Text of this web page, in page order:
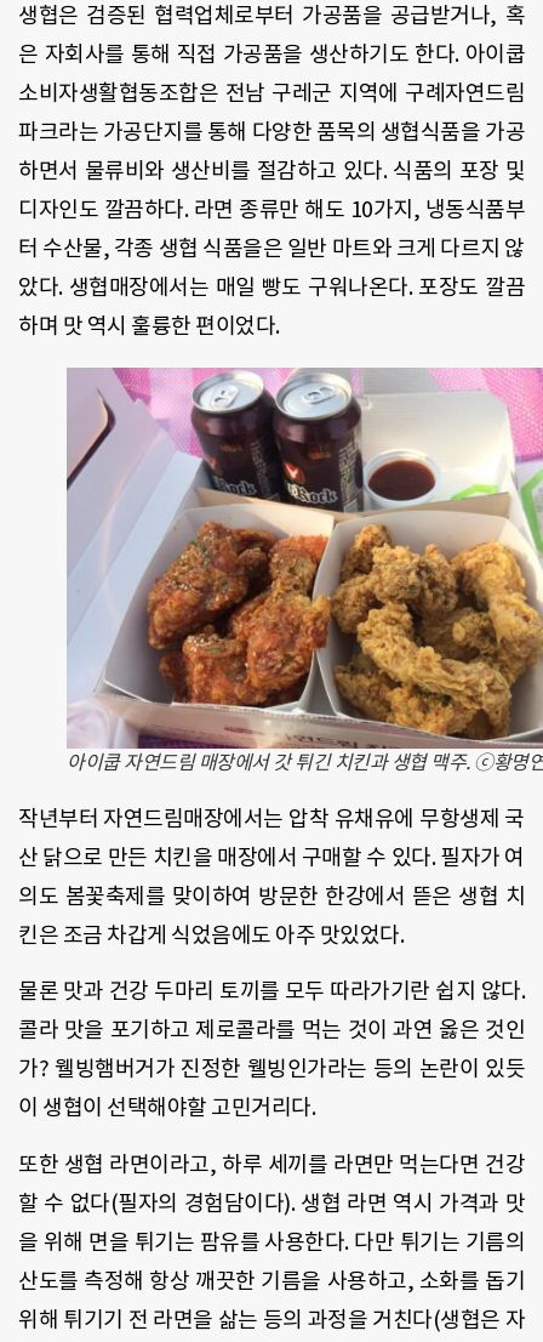
생협은 검증된 협력업체로부터 가공품을 공급받거나, 혹
은 자회사를 통해 직접 가공품을 생산하기도 한다. 아이쿱
소비자생활협동조합은 전남 구레군 지역에 구례자연드림
파크라는 가공단지를 통해 다양한 품목의 생협식품을 가공
하면서 물류비와 생산비를 절감하고 있다. 식품의 포장 및
디자인도 깔끔하다. 라면 종류만 해도 10가지, 냉동식품부
터 수산물, 각종 생협 식품을은 일반 마트와 크게 다르지 않
았다. 생협매장에서는 매일 빵도 구워나온다. 포장도 깔끔
하며 맛 역시 훌륭한 편이었다.
아이쿱 자연드림 매장에서 갓 튀긴 치킨과 생협 맥주. ⓒ황명
작년부터 자연드림매장에서는 압착 유채유에 무항생제 국
산 닭으로 만든 치킨을 매장에서 구매할 수 있다. 필자가 여
의도 봄꽃축제를 맞이하여 방문한 한강에서 뜯은 생협 치
킨은 조금 차갑게 식었음에도 아주 맛있었다.
물론 맛과 건강 두마리 토끼를 모두 따라가기란 쉽지 않다.
콜라 맛을 포기하고 제로콜라를 먹는 것이 과연 옳은 것인
가? 웰빙햄버거가 진정한 웰빙인가라는 등의 논란이 있듯
이 생협이 선택해야할 고민거리다.
또한 생협 라면이라고, 하루 세끼를 라면만 먹는다면 건강
할 수 없다(필자의 경험담이다). 생협 라면 역시 가격과 맛
을 위해 면을 튀기는 팜유를 사용한다. 다만 튀기는 기름의
산도를 측정해 항상 깨끗한 기름을 사용하고, 소화를 돕기
위해 튀기기 전 라면을 삶는 등의 과정을 거친다(생협은 자